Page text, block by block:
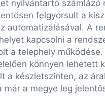
nyilvántartó
felgyorsult a
automatizálásával. A
kapcsolni a
a telephely
könnyen
a készletszinten, az
a megye leg